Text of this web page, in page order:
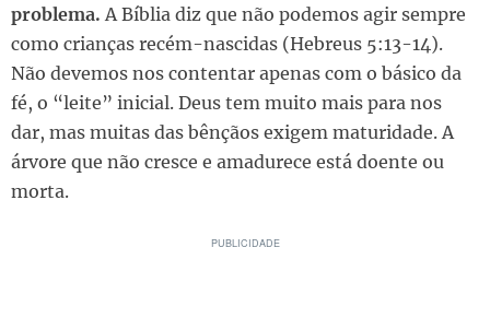
problema. A Bíblia diz que não podemos agir sempre
como crianças recém-nascidas (Hebreus 5:13-14).
Não devemos nos contentar apenas com o básico da
fé, o “leite” inicial. Deus tem muito mais para nos
dar, mas muitas das bênçãos exigem maturidade. A
árvore que não cresce e amadurece está doente ou
morta.